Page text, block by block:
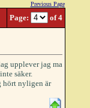
Previous Page
Page:
of 4
upplever jag ma
säker.
hört nyligen är